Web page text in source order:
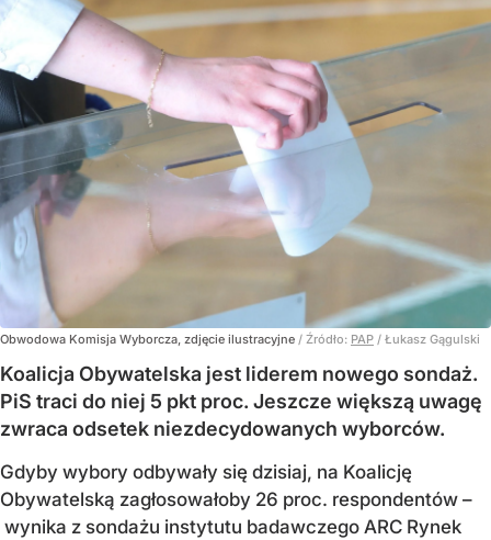
Obwodowa Komisja Wyborcza, zdjęcie ilustracyjne / Źródło: PAP / Łukasz Gągulski
Koalicja Obywatelska jest liderem nowego sondaż.
PiS traci do niej 5 pkt proc. Jeszcze większą uwagę
zwraca odsetek niezdecydowanych wyborców.
Gdyby wybory odbywały się dzisiaj, na Koalicję
Obywatelską zagłosowałoby 26 proc. respondentów –
wynika z sondażu instytutu badawczego ARC Rynek